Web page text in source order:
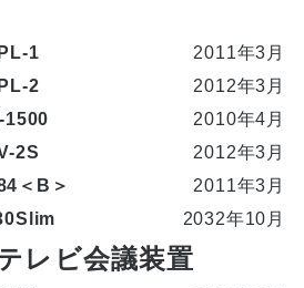
1
2011年3月
2
2012年3月
1500
2010年4月
2S
2012年3月
＜B＞
2011年3月
2032年10月
レビ会議装置